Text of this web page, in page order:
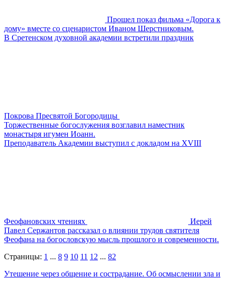
Прошел показ фильма «Дорога к
дому» вместе со сценаристом Иваном Шерстниковым.
В Сретенском духовной академии встретили праздник
Покрова Пресвятой Богородицы
Торжественные богослужения возглавил наместник
монастыря игумен Иоанн.
Преподаватель Академии выступил с докладом на XVIII
Феофановских чтениях
Иерей
Павел Сержантов рассказал о влиянии трудов святителя
Феофана на богословскую мысль прошлого и современности.
Страницы: 1 ... 8 9 10 11 12 ... 82
Утешение через общение и сострадание. Об осмыслении зла и